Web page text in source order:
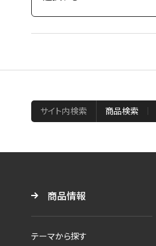
サイト内検索 商品検索
商品情報
テーマから探す